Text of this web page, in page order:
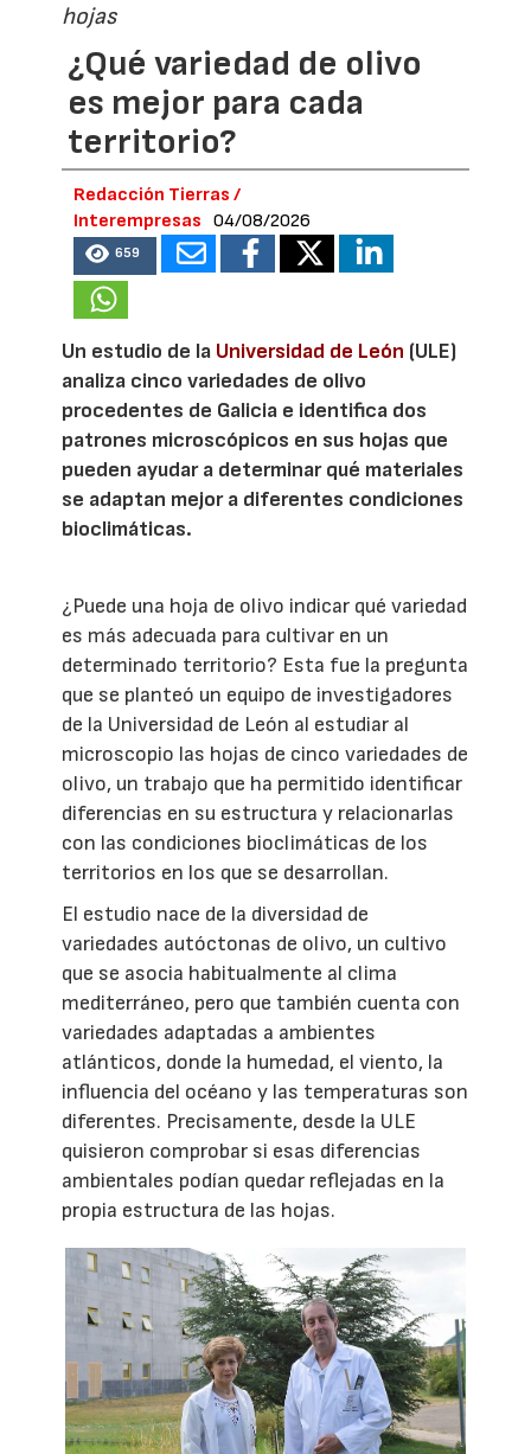
hojas
¿Qué variedad de olivo
es mejor para cada
territorio?
Redacción Tierras /
Interempresas
04/08/2026
659
Un estudio de la Universidad de León (ULE)
analiza cinco variedades de olivo
procedentes de Galicia e identifica dos
patrones microscópicos en sus hojas que
pueden ayudar a determinar qué materiales
se adaptan mejor a diferentes condiciones
bioclimáticas.
¿Puede una hoja de olivo indicar qué variedad
es más adecuada para cultivar en un
determinado territorio? Esta fue la pregunta
que se planteó un equipo de investigadores
de la Universidad de León al estudiar al
microscopio las hojas de cinco variedades de
olivo, un trabajo que ha permitido identificar
diferencias en su estructura y relacionarlas
con las condiciones bioclimáticas de los
territorios en los que se desarrollan.
El estudio nace de la diversidad de
variedades autóctonas de olivo, un cultivo
que se asocia habitualmente al clima
mediterráneo, pero que también cuenta con
variedades adaptadas a ambientes
atlánticos, donde la humedad, el viento, la
influencia del océano y las temperaturas son
diferentes. Precisamente, desde la ULE
quisieron comprobar si esas diferencias
ambientales podían quedar reflejadas en la
propia estructura de las hojas.